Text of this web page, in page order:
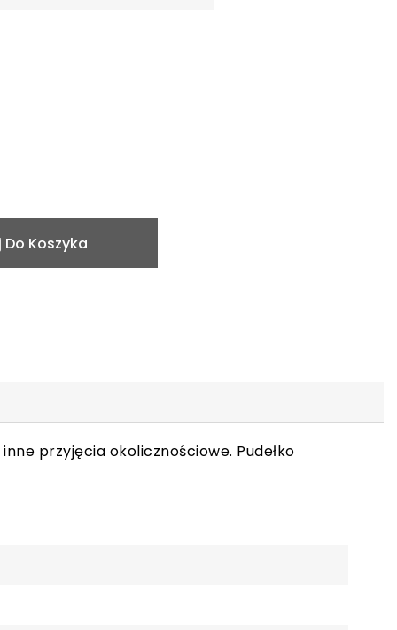
Koszyka
przyjęcia okolicznościowe. Pudełko